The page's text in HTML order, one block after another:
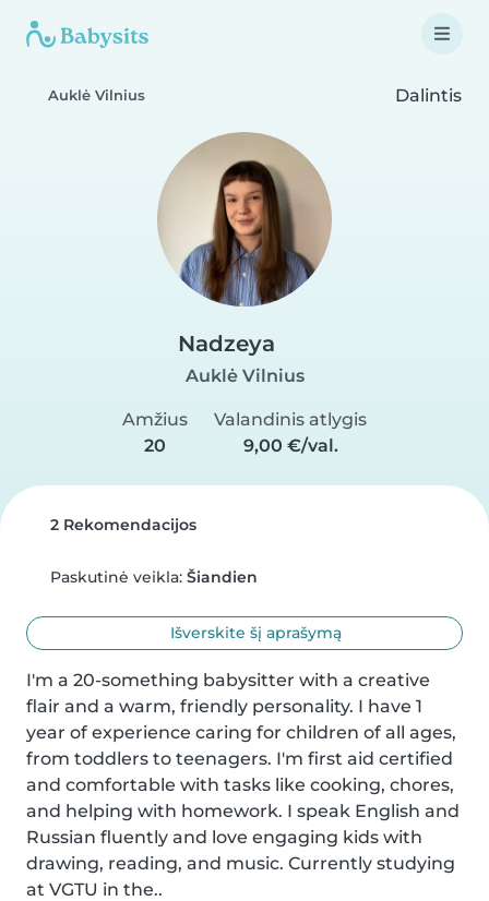
Auklė Vilnius Dalintis
Nadzeya
Auklė Vilnius
Amžius
20
Valandinis atlygis
9,00 €/val.
2 Rekomendacijos
Paskutinė veikla: Šiandien
Išverskite šį aprašymą
I'm a 20-something babysitter with a creative
flair and a warm, friendly personality. I have 1
year of experience caring for children of all ages,
from toddlers to teenagers. I'm first aid certified
and comfortable with tasks like cooking, chores,
and helping with homework. I speak English and
Russian fluently and love engaging kids with
drawing, reading, and music. Currently studying
at VGTU in the..